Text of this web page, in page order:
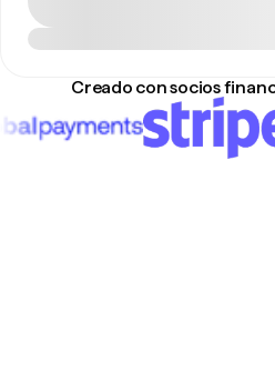
Creado con socios